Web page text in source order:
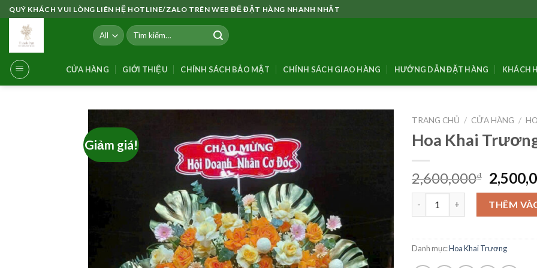
Skip
to
content
QUÝ KHÁCH VUI LÒNG LIÊN HỆ HOTLINE/ZALO TRÊN WEB ĐỂ ĐẶT HÀNG NHANH NHẤT
Tìm
kiếm:
CỬA HÀNG GIỚI THIỆU CHÍNH SÁCH BẢO MẬT CHÍNH SÁCH GIAO HÀNG HƯỚNG DẪN ĐẶT HÀNG KHÁCH
Giảm giá!
TRANG CHỦ / CỬA HÀNG /
Hoa Khai
2,600,000₫ Giá
gốc
là:
Hoa Khai Trương - KT08 số
THÊM
Danh mục:Hoa Khai Trương